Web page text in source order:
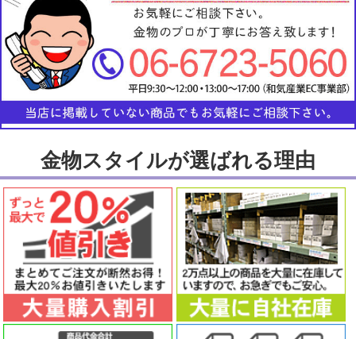
金物スタイルが選ばれる理由